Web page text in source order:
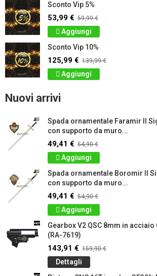
Sconto Vip 5%
53,99 € 59,99 €
Aggiungi
Sconto Vip 10%
125,99 € 139,99 €
Aggiungi
Nuovi arrivi
Spada ornamentale Faramir Il
con supporto da muro...
49,41 € 54,90 €
Aggiungi
Spada ornamentale Boromir Il
con supporto da muro...
49,41 € 54,90 €
Aggiungi
Gearbox V2 QSC 8mm in acciaio
(RA-7619)
143,91 € 159,90 €
Dettagli